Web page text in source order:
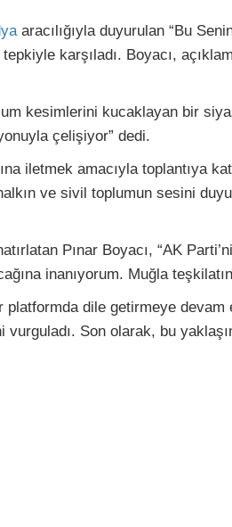
aracılığıyla duyurulan “Bu
karşıladı. Boyacı,
kesimlerini kucaklayan bir
çelişiyor” dedi.
iletmek amacıyla toplantıya
ve sivil toplumun sesini
Pınar Boyacı, “AK
inanıyorum. Muğla
dile getirmeye
Son olarak, bu